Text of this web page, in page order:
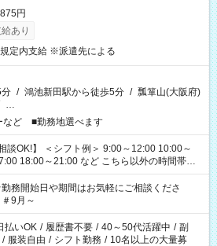
円
あり
定内支給 ※派遣先による
/ 鴻池新田駅から徒歩5分 / 瓢箪山(大阪府)
…
など ■勤務地選べます
9:00～12:00 10:00～
21:00 など こちら以外の時間帯も
ださい！
開始日や期間はお気軽にご相談くださ
9月～
払いOK / 履歴書不要 / 40～50代活躍中 / 副
/ 服装自由 / シフト勤務 / 10名以上の大量募